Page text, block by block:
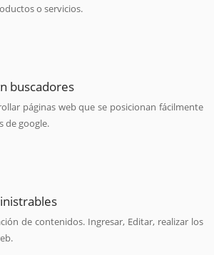
o servicios.
buscadores
páginas web que se posicionan fácilmente
de google.
de contenidos. Ingresar, Editar, realizar los